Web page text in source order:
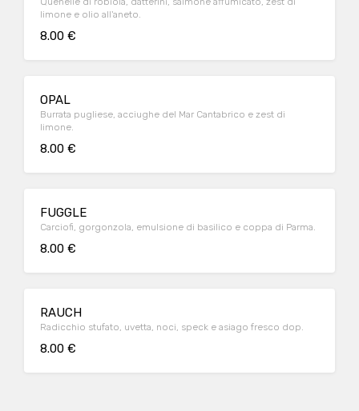
limone e olio all'aneto.
8.00 €
OPAL
Burrata pugliese, acciughe del Mar Cantabrico e zest di
limone.
8.00 €
FUGGLE
Carciofi, gorgonzola, emulsione di basilico e coppa di Parma.
8.00 €
RAUCH
Radicchio stufato, uvetta, noci, speck e asiago fresco dop.
8.00 €